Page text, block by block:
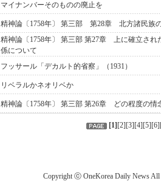
マイナンバーそのものの廃止を
精神論〔1758年〕 第三部 第28章 北方諸民族
精神論〔1758年〕 第三部 第27章 上に確立され
係について
フッサール「デカルト的省察」（1931）
リベラルかネオリベか
精神論〔1758年〕 第三部 第26章 どの程度の情
[1] [2][3][4][5][6
Copyright ⓒ OneKorea Daily News All